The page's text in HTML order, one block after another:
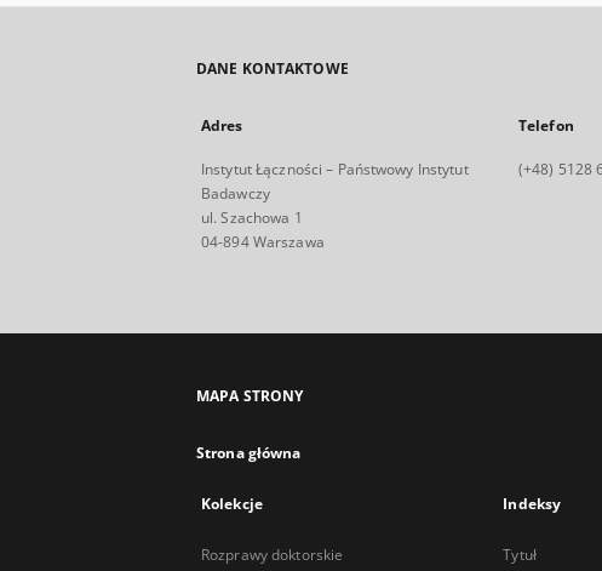
DANE KONTAKTOWE
Adres
Instytut Łączności – Państwowy Instytut
Badawczy
ul. Szachowa 1
04-894 Warszawa
Telefon
(+48) 5128
MAPA STRONY
Strona główna
Kolekcje
Rozprawy doktorskie
Indeksy
Tytuł